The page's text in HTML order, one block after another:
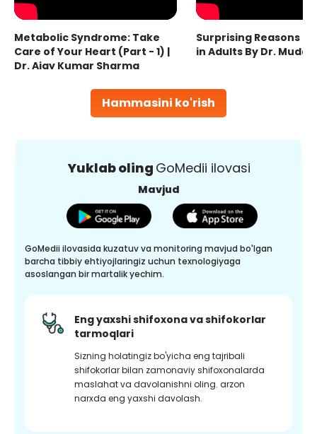
Hammasini ko'rish
Metabolic Syndrome: Take
Care of Your Heart (Part - 1) |
Dr. Ajay Kumar Sharma
Surprising Reasons
in Adults By Dr.
Yuklab oling GoMedii ilovasi
Mavjud
GoMedii ilovasida kuzatuv va monitoring mavjud bo'lgan
barcha tibbiy ehtiyojlaringiz uchun texnologiyaga
asoslangan bir martalik yechim.
Eng yaxshi shifoxona va shifokorlar
tarmoqlari
Sizning holatingiz bo'yicha eng tajribali
shifokorlar bilan zamonaviy shifoxonalarda
maslahat va davolanishni oling. arzon
narxda eng yaxshi davolash.